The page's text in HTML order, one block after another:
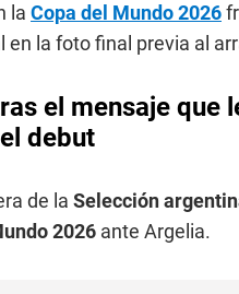
la Copa del Mundo 2026
la foto final previa al
el mensaje que
debut
de la Selección
2026 ante Argelia.